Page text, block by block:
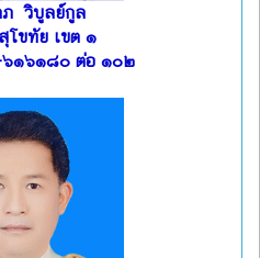
ภ วิบูลย์กูล
ขทัย เขต ๑
๑๖๑๘๐ ต่อ ๑๐๒